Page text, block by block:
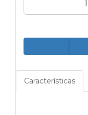
Características